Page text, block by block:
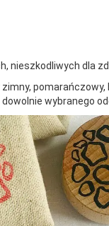
nieszkodliwych dla
wybranego